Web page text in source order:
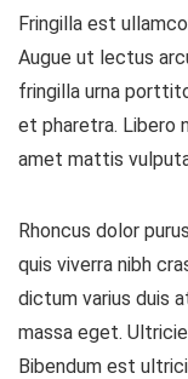
Fringilla est
Augue ut lectus
fringilla urna
et pharetra. Libero
amet mattis
Rhoncus dolor
quis viverra nibh
dictum varius duis
massa eget.
Bibendum est